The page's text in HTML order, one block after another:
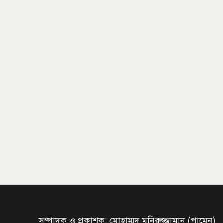
সম্পাদক ও প্রকাশক: মোহাম্মদ মনিরুজ্জামান (পামেন)